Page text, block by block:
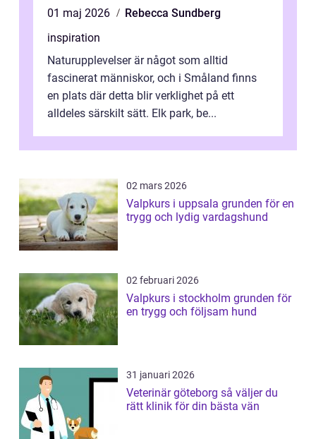
01 maj 2026
Rebecca Sundberg
inspiration
Naturupplevelser är något som alltid
fascinerat människor, och i Småland finns
en plats där detta blir verklighet på ett
alldeles särskilt sätt. Elk park, be...
02 mars 2026
Valpkurs i uppsala grunden för en
trygg och lydig vardagshund
02 februari 2026
Valpkurs i stockholm grunden för
en trygg och följsam hund
31 januari 2026
Veterinär göteborg så väljer du
rätt klinik för din bästa vän